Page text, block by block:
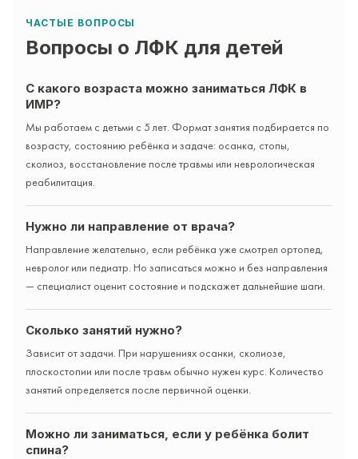
ЧАСТЫЕ ВОПРОСЫ
Вопросы о ЛФК для детей
С какого возраста можно заниматься ЛФК в
ИМР?
Мы работаем с детьми с 5 лет. Формат занятия подбирается по
возрасту, состоянию ребёнка и задаче: осанка, стопы,
сколиоз, восстановление после травмы или неврологическая
реабилитация.
Нужно ли направление от врача?
Направление желательно, если ребёнка уже смотрел ортопед,
невролог или педиатр. Но записаться можно и без направления
— специалист оценит состояние и подскажет дальнейшие шаги.
Сколько занятий нужно?
Зависит от задачи. При нарушениях осанки, сколиозе,
плоскостопии или после травм обычно нужен курс. Количество
занятий определяется после первичной оценки.
Можно ли заниматься, если у ребёнка болит
спина?